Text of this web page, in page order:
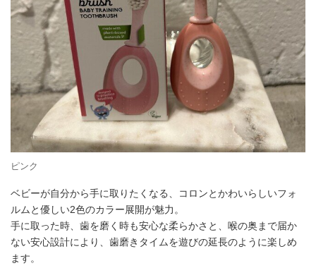
ピンク
ベビーが自分から手に取りたくなる、コロンとかわいらしいフォ
ルムと優しい2色のカラー展開が魅力。
手に取った時、歯を磨く時も安心な柔らかさと、喉の奥まで届か
ない安心設計により、歯磨きタイムを遊びの延長のように楽しめ
ます。